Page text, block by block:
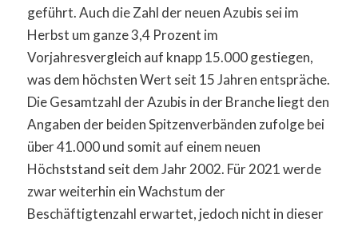
geführt. Auch die Zahl der neuen Azubis sei im
Herbst um ganze 3,4 Prozent im
Vorjahresvergleich auf knapp 15.000 gestiegen,
was dem höchsten Wert seit 15 Jahren entspräche.
Die Gesamtzahl der Azubis in der Branche liegt den
Angaben der beiden Spitzenverbänden zufolge bei
über 41.000 und somit auf einem neuen
Höchststand seit dem Jahr 2002. Für 2021 werde
zwar weiterhin ein Wachstum der
Beschäftigtenzahl erwartet, jedoch nicht in dieser